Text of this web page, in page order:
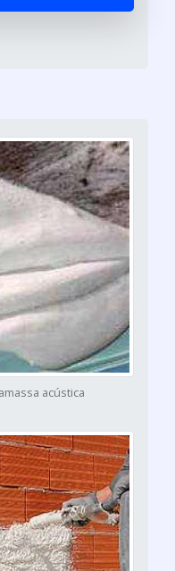
acústica